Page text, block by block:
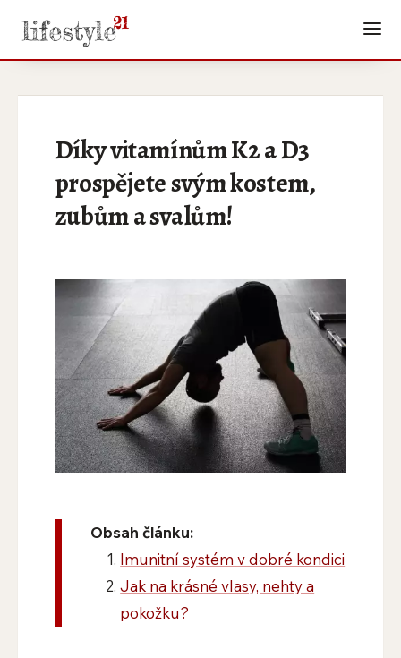
Díky vitamínům K2 a D3
prospějete svým kostem,
zubům a svalům!
Obsah článku:
Imunitní systém v dobré kondici
Jak na krásné vlasy, nehty a
pokožku?